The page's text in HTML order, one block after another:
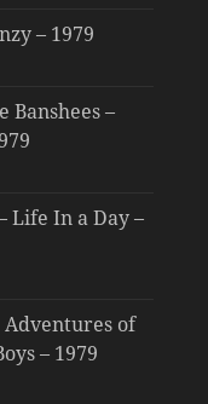
– 1979
Banshees –
Life In a Day –
Adventures of
– 1979